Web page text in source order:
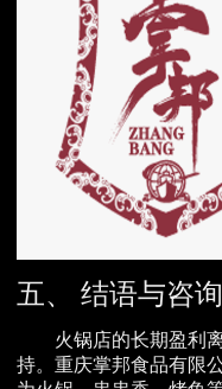
五、 结语与咨
火锅店的长期盈利
持。重庆掌邦食品有限